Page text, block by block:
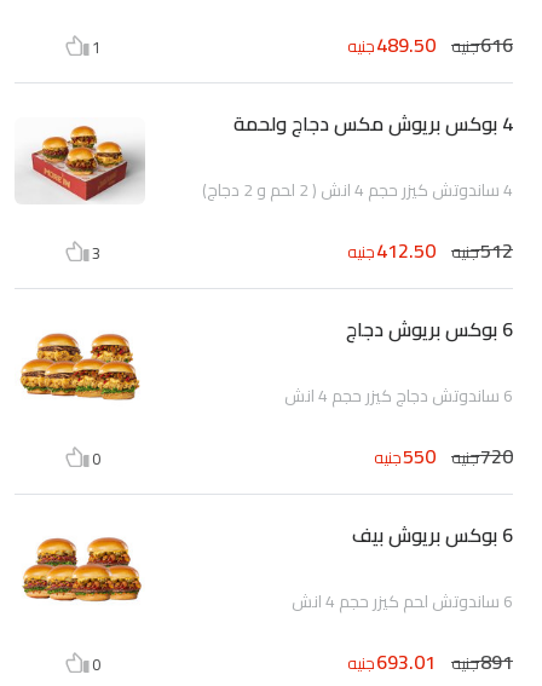
616جنيه 489.50جنيه 1
4 بوكس بريوش مكس دجاج ولحمة
4 ساندوتش كيزر حجم 4 انش ( 2 لحم و 2 دجاج)
512جنيه 412.50جنيه 3
6 بوكس بريوش دجاج
6 ساندوتش دجاج كيزر حجم 4 انش
720جنيه 550جنيه 0
6 بوكس بريوش بيف
6 ساندوتش لحم كيزر حجم 4 انش
891جنيه 693.01جنيه 0